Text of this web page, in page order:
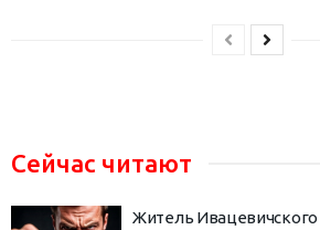
Сейчас читают
Житель Ивацевичского